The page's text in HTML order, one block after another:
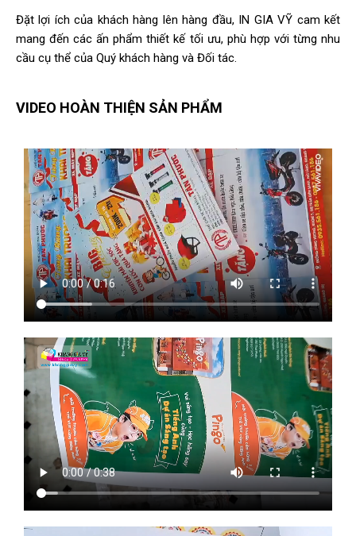
Đặt lợi ích của khách hàng lên hàng đầu, IN GIA VỸ cam kết
mang đến các ấn phẩm thiết kế tối ưu, phù hợp với từng nhu
cầu cụ thể của Quý khách hàng và Đối tác.
VIDEO HOÀN THIỆN SẢN PHẨM